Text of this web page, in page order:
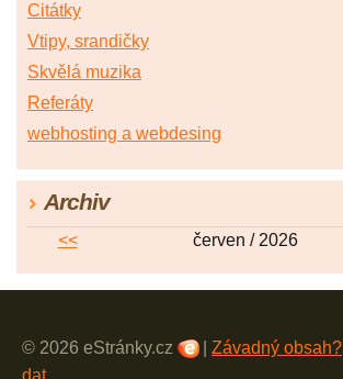
Citátky
Vtipy, srandičky
Skvělá muzika
Referáty
webhosting a webdesing
Archiv
<< červen / 2026
© 2026 eStránky.cz Závadný obsah?